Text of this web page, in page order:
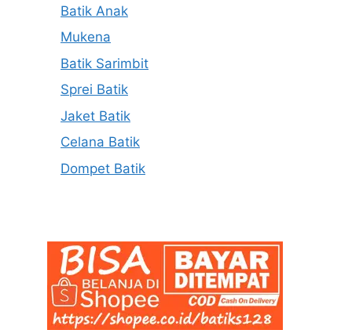
Batik Anak
Mukena
Batik Sarimbit
Sprei Batik
Jaket Batik
Celana Batik
Dompet Batik